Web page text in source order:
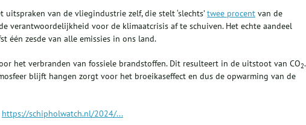
van de vliegindustrie zelf, die stelt ‘slechts’ twee procent van de
verantwoordelijkheid voor de klimaatcrisis af te schuiven. Het echte aandeel
één zesde van alle emissies in ons land.
het verbranden van fossiele brandstoffen. Dit resulteert in de uitstoot van CO2.
blijft hangen zorgt voor het broeikaseffect en dus de opwarming van de
https://schipholwatch.nl/2024/...